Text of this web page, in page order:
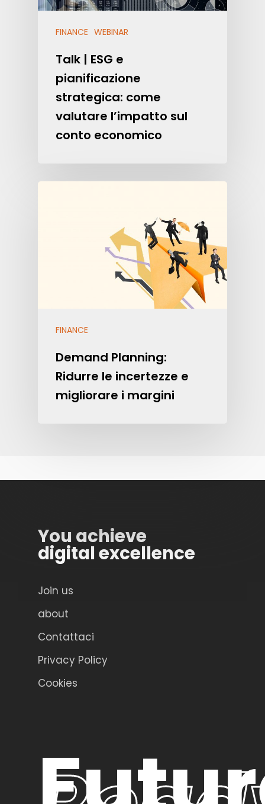
FINANCE WEBINAR
Talk | ESG e
pianificazione
strategica: come
valutare l’impatto sul
conto economico
FINANCE
Demand Planning:
Ridurre le incertezze e
migliorare i margini
You achieve
digital excellence
Join us
about
Contattaci
Privacy Policy
Cookies